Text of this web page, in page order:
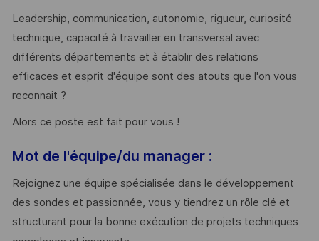
Leadership, communication, autonomie, rigueur, curiosité
technique, capacité à travailler en transversal avec
différents départements et à établir des relations
efficaces et esprit d'équipe sont des atouts que l'on vous
reconnait ?
Alors ce poste est fait pour vous !
Mot de l'équipe/du manager :
Rejoignez une équipe spécialisée dans le développement
des sondes et passionnée, vous y tiendrez un rôle clé et
structurant pour la bonne exécution de projets techniques